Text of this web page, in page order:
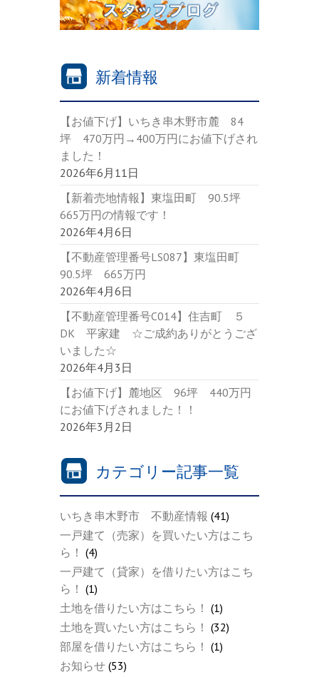
新着情報
【お値下げ】いちき串木野市麓 84
坪 470万円→400万円にお値下げされ
ました！
2026年6月11日
【新着売地情報】東塩田町 90.5坪
665万円の情報です！
2026年4月6日
【不動産管理番号LS087】東塩田町
90.5坪 665万円
2026年4月6日
【不動産管理番号C014】住吉町 ５
DK 平家建 ☆ご成約ありがとうござ
いました☆
2026年4月3日
【お値下げ】麓地区 96坪 440万円
にお値下げされました！！
2026年3月2日
カテゴリー記事一覧
いちき串木野市 不動産情報 (41)
一戸建て（売家）を買いたい方はこち
ら！ (4)
一戸建て（貸家）を借りたい方はこち
ら！ (1)
土地を借りたい方はこちら！ (1)
土地を買いたい方はこちら！ (32)
部屋を借りたい方はこちら！ (1)
お知らせ (53)